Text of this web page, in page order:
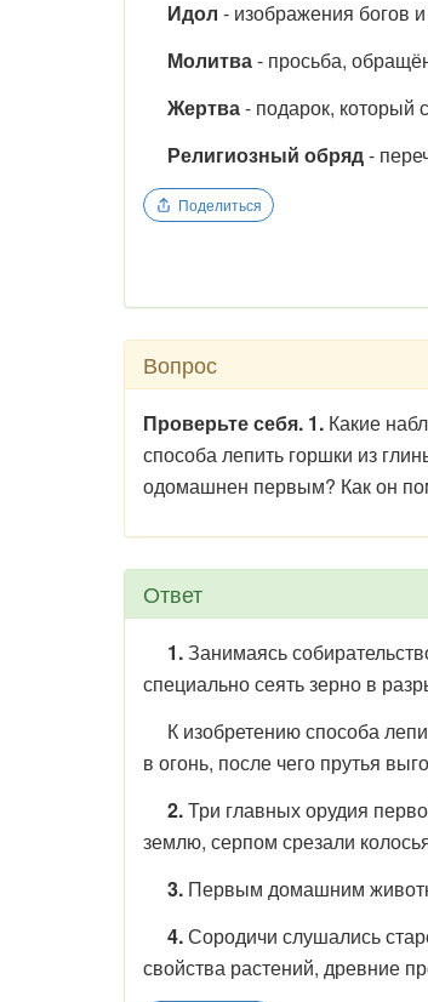
Идол - изображения богов
Молитва- просьба,
Жертва- подарок, который
Религиозный обряд-
Поделиться
Вопрос
Проверьте себя. 1. Какие
способа лепить горшки из
одомашнен первым? Как он
Ответ
1.Занимаясь
специально сеять зерно в
К изобретению способа
в огонь, после чего прутья
2.Три главных орудия
землю, серпом срезали
3. Первым домашним
4.Сородичи слушались
свойства растений, древние